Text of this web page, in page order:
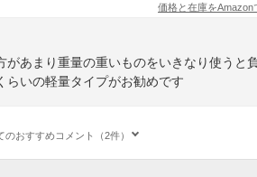
価格と在庫をAmazon
があまり重量の重いものをいきなり使うと
らいの軽量タイプがお勧めです
のおすすめコメント（2件）